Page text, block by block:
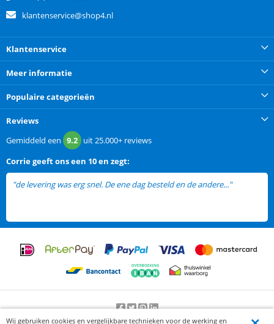
klantenservice@shop4.nl
Klantenservice
Meer informatie
Populaire categorieën
Reviews
Gemiddeld een 9.2 uit25.000+ reviews
Corriegeeft ons een 10 en zegt:
"de levering was erg snel. De ene dag besteld en de andere..."
Wij gebruiken cookies en vergelijkbare technieken voor de werking en